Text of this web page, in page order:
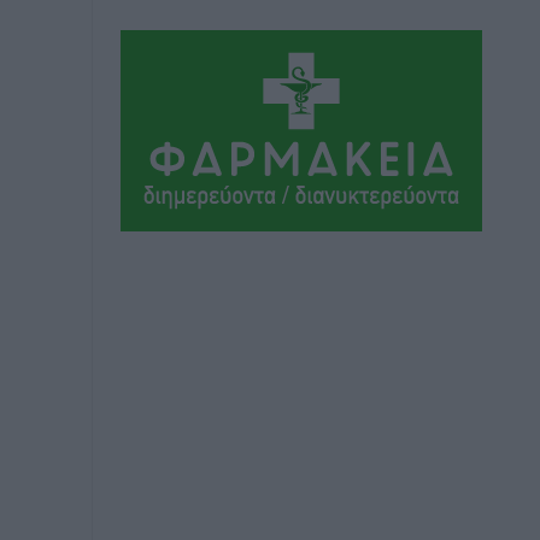
Ειδήσεις• πριν 2 ώρες
Οι πρώτες εικόνες του νέου Canadair
νύχτα
Ειδήσεις• πριν 3 ώρες